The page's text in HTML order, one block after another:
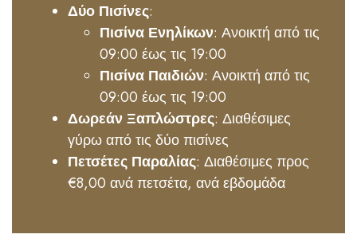
Δύο Πισίνες:
Πισίνα Ενηλίκων: Ανοικτή από τις
09:00 έως τις 19:00
Πισίνα Παιδιών: Ανοικτή από τις
09:00 έως τις 19:00
Δωρεάν Ξαπλώστρες: Διαθέσιμες
γύρω από τις δύο πισίνες
Πετσέτες Παραλίας: Διαθέσιμες προς
€8,00 ανά πετσέτα, ανά εβδομάδα